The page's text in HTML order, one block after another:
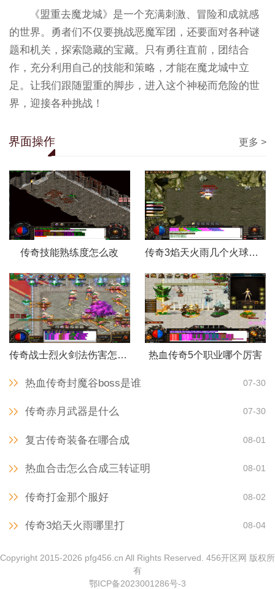
《盟重去魔龙城》是一个充满刺激、冒险和成就感
的世界。勇者们不仅要挑战恶魔军团，还要面对各种谜
题和机关，探索隐藏的宝藏。只有勇往直前，团结合
作，充分利用自己的技能和策略，才能在魔龙城中立
足。让我们跟随盟重的脚步，进入这个神秘而危险的世
界，迎接各种挑战！
界面操作 更多 >
传奇技能熟练度怎么改 传奇3焰天火雨几个火球怎么打
传奇战士烈火剑法伤害怎么样 热血传奇5个职业哪个厉害
热血传奇封魔谷boss是谁 07-30
传奇赤月武器是什么 07-30
复古传奇装备在哪合成 08-01
热血合击怎么合成三转证明 08-01
传奇打金那个服好 08-02
传奇3焰天火雨哪里打 08-04
Copyright 2015-2026 pfg456.cn All Rights Reserved. 456开区网 版权所
有
鄂ICP备2023001286号-3